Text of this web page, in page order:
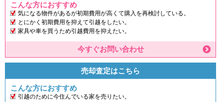
こんな方におすすめ
気になる物件があるが初期費用が高くて購入を再検討している。
とにかく初期費用を抑えて引越をしたい。
家具や車を買うため引越費用を抑えたい。
今すぐお問い合わせ
売却査定はこちら
こんな方におすすめ
引越のために今住んでいる家を売りたい。